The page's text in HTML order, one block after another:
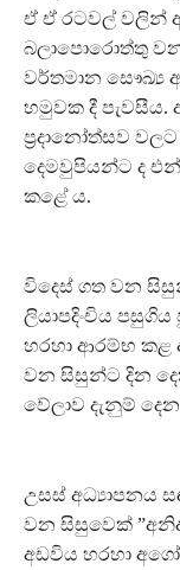
ඒ ඒ රටවල් වලින්
බලාපොරොත්තු
වර්තමාන සෞඛ්‍ය
හමුවක දී පැවසීය.
ප්‍රදානෝත්සව
දෙමවුපියන්ට ද
කළේ ය.
විදෙස් ගත වන
ලියාපදිංචිය
හරහා ආරම්භ කළ
වන සිසුන්ට දින
වේලාව දැනුම්
උසස් අධ්‍යාපනය
වන සිසුවෙක්
අඩවිය හරහා